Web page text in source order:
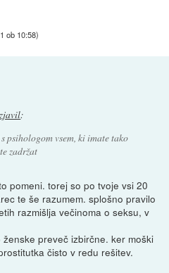
ob 10:58)
:
psihologom vsem, ki imate tako
zadržat
pomeni. torej so po tvoje vsi 20
te še razumem. splošno pravilo
razmišlja večinoma o seksu, v
preveč izbirčne. ker moški
čisto v redu rešitev.